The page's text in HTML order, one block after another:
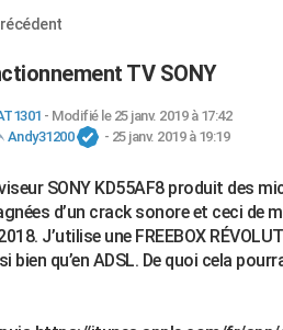
TV SONY
- Modifié le 25 janv. 2019 à 17:42
Andy31200
- 25 janv. 2019 à 19:19
SONY KD55AF8 produit des
d’un crack sonore et ceci de
J’utilise une FREEBOX
bien qu’en ADSL. De quoi cela